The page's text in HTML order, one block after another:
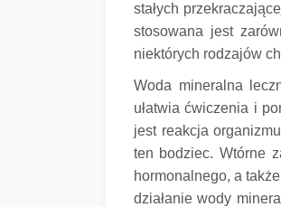
stałych
stosowana jest
niektórych rodzajów
Woda mineralna
ułatwia ćwiczenia i
jest reakcja
ten bodziec. Wtórne
hormonalnego, a
działanie wody